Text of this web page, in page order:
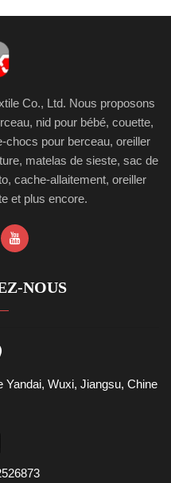
Co., Ltd. Nous proposons
nid pour bébé, couette,
chocs pour berceau, oreiller
matelas de sieste, sac de
cache-allaitement, oreiller
et plus encore.
NOUS
Yandai, Wuxi, Jiangsu, Chine